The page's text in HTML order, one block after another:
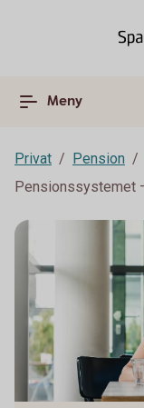
Meny
Privat
Pension
Pensionssystemet